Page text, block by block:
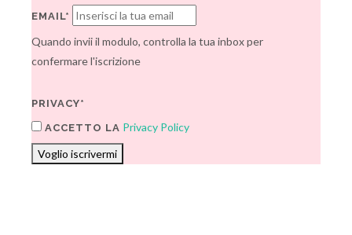
EMAIL*
Quando invii il modulo, controlla la tua inbox per
confermare l'iscrizione
PRIVACY*
ACCETTO LA Privacy Policy
Voglio iscrivermi